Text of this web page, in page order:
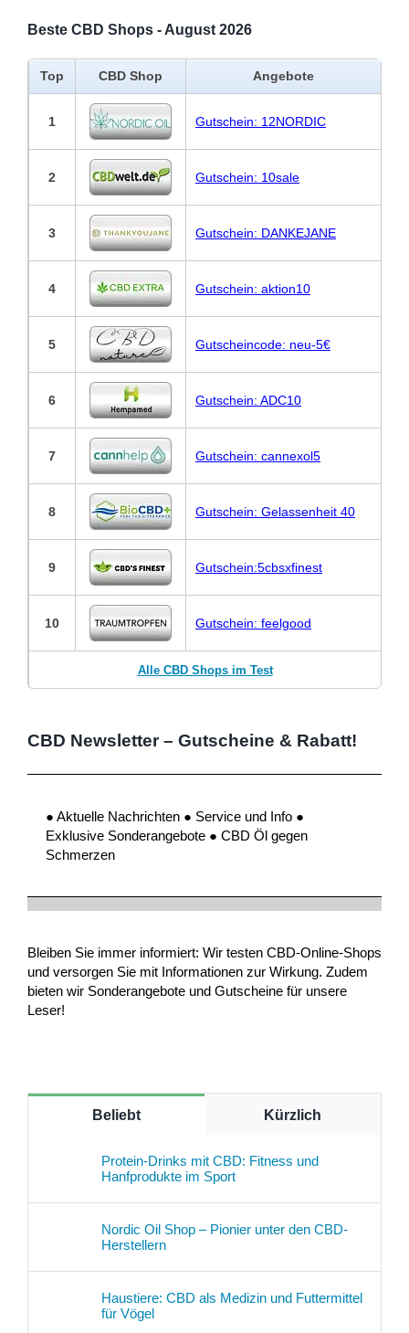
Beste CBD Shops - August 2026
Top CBD Shop Angebote
1 Gutschein: 12NORDIC
2 Gutschein: 10sale
3 Gutschein: DANKEJANE
4 Gutschein: aktion10
5 Gutscheincode: neu-5€
6 Gutschein: ADC10
7 Gutschein: cannexol5
8 Gutschein: Gelassenheit 40
9 Gutschein:5cbsxfinest
10 Gutschein: feelgood
Alle CBD Shops im Test
CBD Newsletter – Gutscheine & Rabatt!
● Aktuelle Nachrichten ● Service und Info ●
Exklusive Sonderangebote ● CBD Öl gegen
Schmerzen
Bleiben Sie immer informiert: Wir testen CBD-Online-Shops
und versorgen Sie mit Informationen zur Wirkung. Zudem
bieten wir Sonderangebote und Gutscheine für unsere
Leser!
Beliebt Kürzlich
Protein-Drinks mit CBD: Fitness und
Hanfprodukte im Sport
Nordic Oil Shop – Pionier unter den CBD-
Herstellern
Haustiere: CBD als Medizin und Futtermittel
für Vögel